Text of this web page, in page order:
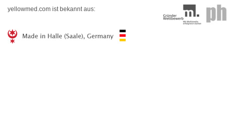
yellowmed.com ist bekannt aus: